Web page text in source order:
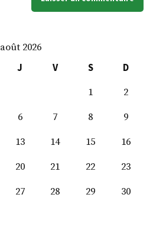
août 2026
J V S
D
1
2
6 7 8
9
13 14 15
16
20 21 22
23
27 28 29
30